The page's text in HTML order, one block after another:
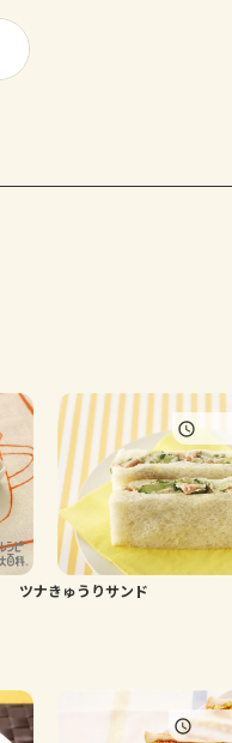
ツナきゅうりサンド